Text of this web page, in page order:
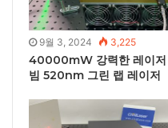
9월 3, 2024 3,225
40000mW 강력한 레이저
빔 520nm 그린 랩 레이저